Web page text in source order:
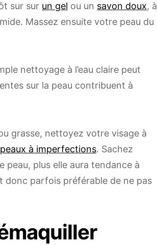
sur sur un gel ou un savon doux, à
Massez ensuite votre peau du
nettoyage à l’eau claire peut
sur la peau contribuent à
grasse, nettoyez votre visage à
à imperfections. Sachez
peau, plus elle aura tendance à
donc parfois préférable de ne pas